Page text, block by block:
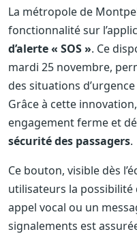
La métropole de
fonctionnalité sur
d’alerte « SOS ». Ce
mardi 25 novembre,
des situations
Grâce à cette
engagement ferme et
sécurité des passagers.
Ce bouton, visible dès
utilisateurs la possibilité
appel vocal ou un
signalements est